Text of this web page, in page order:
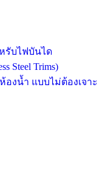
รับไฟบันได
Steel Trims)
งน้ำ แบบไม่ต้องเจาะ